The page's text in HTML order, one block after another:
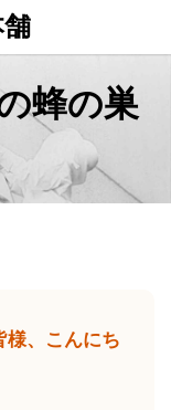
蜂の巣
、こんにち